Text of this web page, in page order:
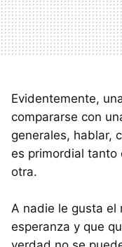
Evidentemente,
compararse con
generales, hablar,
es primordial tanto
otra.
A nadie le gusta el
esperanza y que